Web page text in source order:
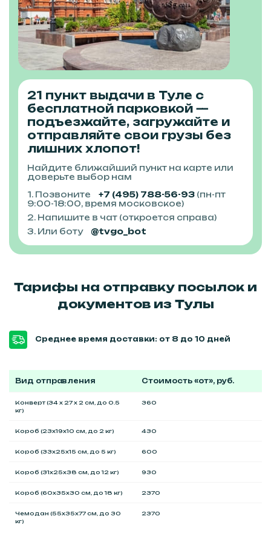
21 пункт выдачи в Туле с
бесплатной парковкой —
подъезжайте, загружайте и
отправляйте свои грузы без
лишних хлопот!
Найдите ближайший пункт на карте или
доверьте выбор нам
1. Позвоните
+7 (495) 788-56-93 (пн-пт
9:00-18:00, время московское)
2. Напишите в чат (откроется справа)
3. Или боту
@tvgo_bot
Тарифы на отправку посылок и
документов из Тулы
Среднее время доставки: от 8 до 10 дней
Вид отправления Стоимость «от», руб.
Конверт (34 x 27 x 2 см, до 0.5
кг)
360
Короб (23x19x10 см, до 2 кг) 430
Короб (33x25x15 см, до 5 кг) 600
Короб (31x25x38 см, до 12 кг) 930
Короб (60x35x30 см, до 18 кг) 2370
Чемодан (55x35x77 см, до 30
кг)
2370